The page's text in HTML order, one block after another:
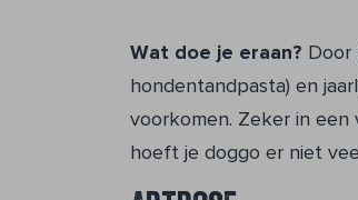
Wat doe je eraan? Door
hondentandpasta) en
voorkomen. Zeker in
hoeft je doggo er niet